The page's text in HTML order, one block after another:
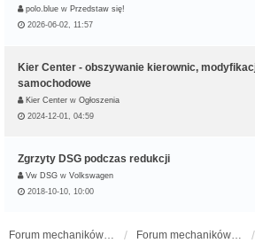
polo.blue w Przedstaw się!
2026-06-02, 11:57
Kier Center - obszywanie kierownic,
samochodowe
Kier Center w Ogłoszenia
2024-12-01, 04:59
Zgrzyty DSG podczas redukcji
Vw DSG w Volkswagen
2018-10-10, 10:00
Forum mechaników samochodowych - forum-mechaniczne.pl Forum mechaników samochodowych